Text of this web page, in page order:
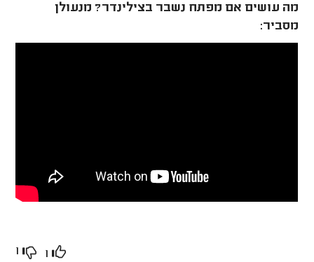
מה עושים אם מפתח נשבר בצילינדר? מנעולן
מסביר:
1
1